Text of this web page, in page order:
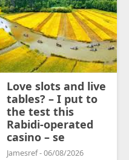
Love slots and live
tables? – I put to
the test this
Rabidi-operated
casino – se
Jamesref - 06/08/2026